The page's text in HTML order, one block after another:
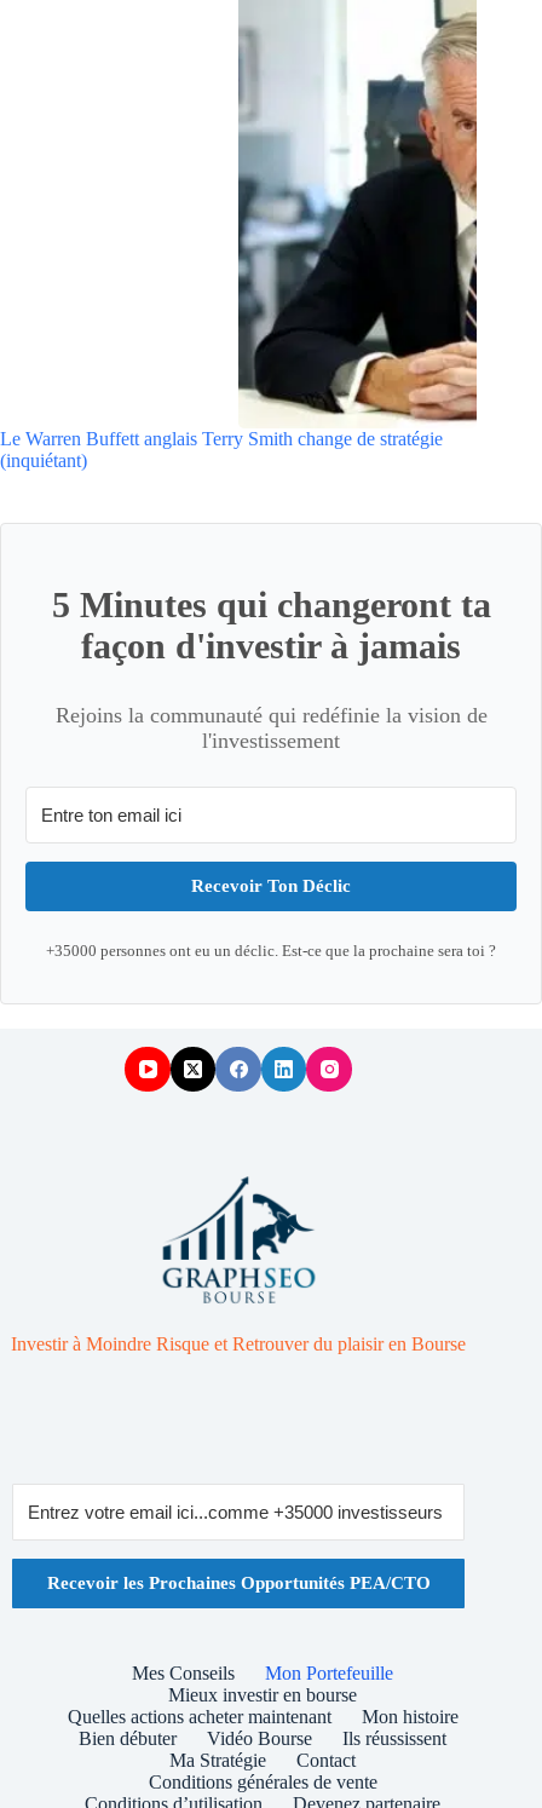
Le Warren Buffett anglais Terry Smith change de stratégie
(inquiétant)
5 Minutes qui changeront ta
façon d'investir à jamais
Rejoins la communauté qui redéfinie la vision de
l'investissement
Recevoir Ton Déclic
+35000 personnes ont eu un déclic. Est-ce que la prochaine sera toi ?
Investir à Moindre Risque et Retrouver du plaisir en Bourse
Recevoir les Prochaines Opportunités PEA/CTO
Mes Conseils
Mon Portefeuille
Mieux investir en bourse
Quelles actions acheter maintenant
Mon histoire
Bien débuter
Vidéo Bourse
Ils réussissent
Ma Stratégie
Contact
Conditions générales de vente
Conditions d’utilisation
Devenez partenaire